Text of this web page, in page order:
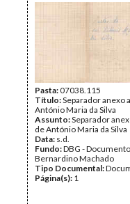
Pasta:07038.115
Título:Separador anexo
António Maria da Silva
Assunto:Separador
de António Maria da Silva
Data: s.d.
Fundo:DBG -
Bernardino Machado
Tipo Documental:
Página(s): 1